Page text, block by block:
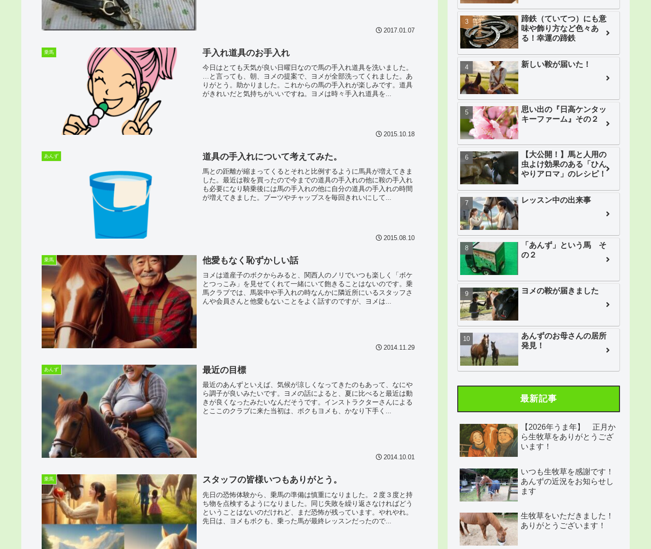
2017.01.07
乗馬 手入れ道具のお手入れ
今日はとても天気が良い日曜日なので馬の手入れ道具を洗いました。
…と言っても、朝、ヨメの提案で、ヨメが全部洗ってくれました。あ
りがとう。助かりました。これからの馬の手入れが楽しみです。道具
がきれいだと気持ちがいいですね。ヨメは時々手入れ道具を...
2015.10.18
あんず 道具の手入れについて考えてみた。
馬との距離が縮まってくるとそれと比例するように馬具が増えてきま
した。最近は鞍を買ったので今までの道具の手入れの他に鞍の手入れ
も必要になり騎乗後には馬の手入れの他に自分の道具の手入れの時間
が増えてきました。ブーツやチャップスを毎回きれいにして...
2015.08.10
乗馬 他愛もなく恥ずかしい話
ヨメは道産子のボクからみると、関西人のノリでいつも楽しく「ボケ
とつっこみ」を見せてくれて一緒にいて飽きることはないのです。乗
馬クラブでは、馬装中や手入れの時なんかに隣近所にいるスタッフさ
んや会員さんと他愛もないことをよく話すのですが、ヨメは...
2014.11.29
あんず 最近の目標
最近のあんずといえば、気候が涼しくなってきたのもあって、なにや
ら調子が良いみたいです。ヨメの話によると、夏に比べると最近は動
きが良くなったみたいなんだそうです。インストラクターさんによる
とここのクラブに来た当初は、ボクもヨメも、かなり下手く...
2014.10.01
乗馬 スタッフの皆様いつもありがとう。
先日の恐怖体験から、乗馬の準備は慎重になりました。２度３度と持
ち物を点検するようになりました。同じ失敗を繰り返さなければどう
ということはないのだけれど、まだ恐怖が残っています。やれやれ。
先日は、ヨメもボクも、乗った馬が最終レッスンだったので...
蹄鉄（ていてつ）にも意
味や飾り方など色々あ
る！幸運の蹄鉄
新しい鞍が届いた！
思い出の『日高ケンタッ
キーファーム』その２
【大公開！】馬と人用の
虫よけ効果のある「ひん
やりアロマ」のレシピ！
レッスン中の出来事
「あんず」という馬 そ
の２
ヨメの鞍が届きました
あんずのお母さんの居所
発見！
最新記事
【2026年うま年】 正月か
ら生牧草をありがとうござ
います！
いつも生牧草を感謝です！
あんずの近況をお知らせし
ます
生牧草をいただきました！
ありがとうございます！